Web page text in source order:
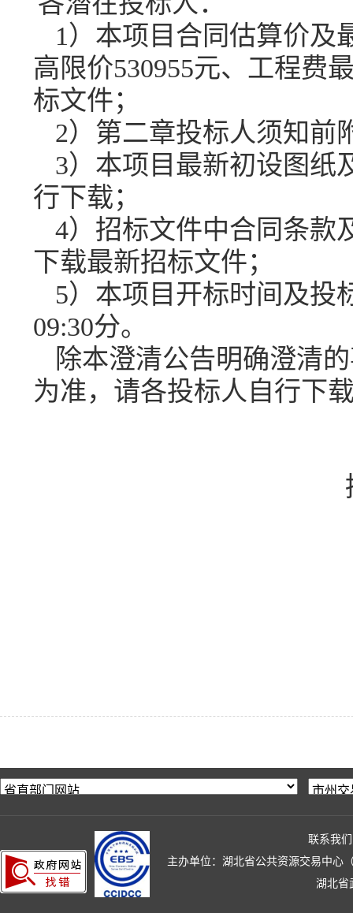
1 ）本项目 合同估算价及
高限价530955元、工程费
标文件；
2）第二章投标人须知前
3） 本项目 最新初设图纸
行下载；
4） 招标文件中合同条款
下载最新招标文件；
5）本项目开标时间及投
09:30分。
除本澄清公告明确澄清
为准， 请各投标人自行下
联系我们
主办单位：湖北省公共资源交易中心
湖北省